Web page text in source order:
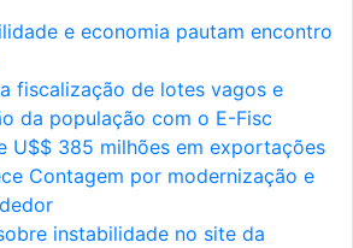
e economia pautam encontro
fiscalização de lotes vagos e
da população com o E-Fisc
U$$ 385 milhões em exportações
Contagem por modernização e
instabilidade no site da